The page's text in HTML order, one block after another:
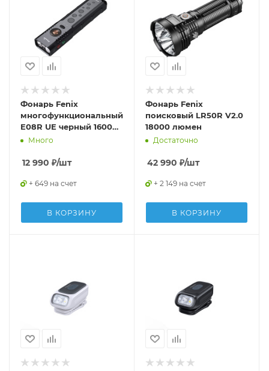
Фонарь Fenix
многофункциональный
E08R UE черный 1600
люмен
Много
12 990 ₽/шт
+ 649 на счет
В КОРЗИНУ
Фонарь Fenix
поисковый LR50R V2.0
18000 люмен
Достаточно
42 990 ₽/шт
+ 2 149 на счет
В КОРЗИНУ